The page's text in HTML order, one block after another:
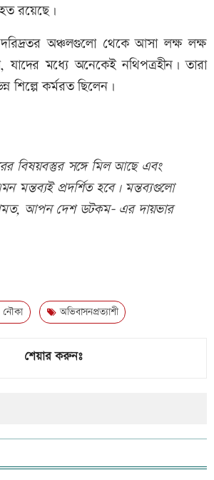
রয়েছে।
দরিদ্রতর অঞ্চলগুলো থেকে আসা লক্ষ লক্ষ
যাদের মধ্যে অনেকেই নথিপত্রহীন। তারা
শিল্পে কর্মরত ছিলেন।
বিষয়বস্তুর সঙ্গে মিল আছে এবং
মন্তব্যই প্রদর্শিত হবে। মন্তব্যগুলো
আপন দেশ ডটকম- এর দায়ভার
নৌকা অভিবাসনপ্রত্যাশী
শেয়ার করুনঃ